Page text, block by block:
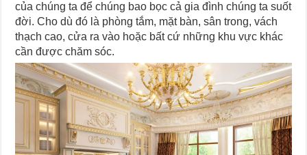
của chúng ta để chúng bao bọc cả gia đình chúng ta suốt
đời. Cho dù đó là phòng tắm, mặt bàn, sân trong, vách
thạch cao, cửa ra vào hoặc bất cứ những khu vực khác
cần được chăm sóc.